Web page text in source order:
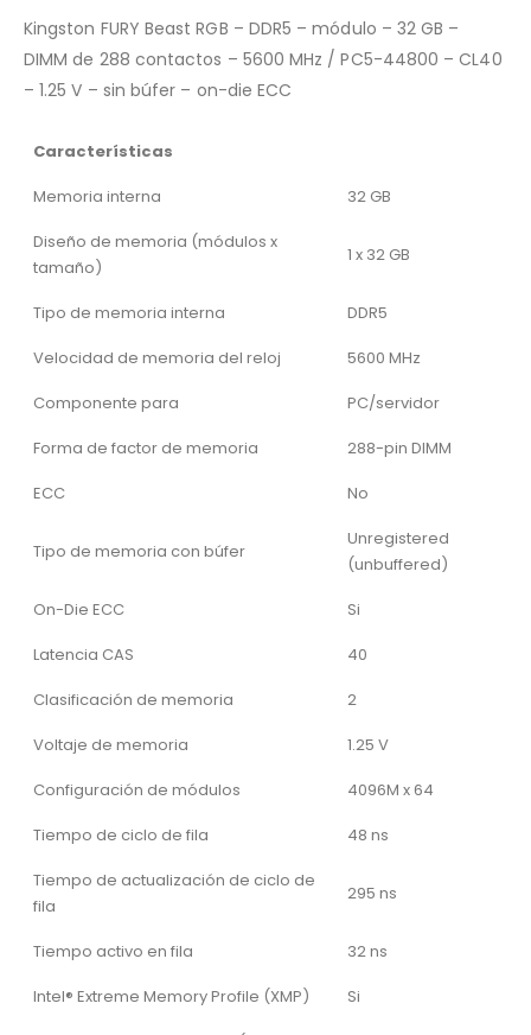
Kingston FURY Beast RGB – DDR5 – módulo – 32 GB –
DIMM de 288 contactos – 5600 MHz / PC5-44800 – CL40
– 1.25 V – sin búfer – on-die ECC
Características
Memoria interna
32 GB
Diseño de memoria (módulos x
tamaño)
1 x 32 GB
Tipo de memoria interna
DDR5
Velocidad de memoria del reloj
5600 MHz
Componente para
PC/servidor
Forma de factor de memoria
288-pin DIMM
ECC
No
Tipo de memoria con búfer
Unregistered
(unbuffered)
On-Die ECC
Si
Latencia CAS
40
Clasificación de memoria
2
Voltaje de memoria
1.25 V
Configuración de módulos
4096M x 64
Tiempo de ciclo de fila
48 ns
Tiempo de actualización de ciclo de
fila
295 ns
Tiempo activo en fila
32 ns
Intel® Extreme Memory Profile (XMP)
Si